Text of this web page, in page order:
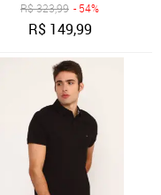
R$323,99 - 54%
R$ 149,99